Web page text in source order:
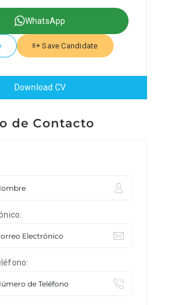
Contacto
WhatsApp
Save Candidate
Download CV
de Contacto